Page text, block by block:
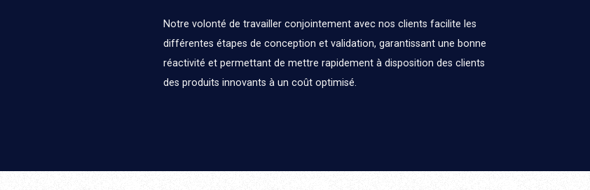
Notre volonté de travailler conjointement avec nos clients facilite les
différentes étapes de conception et validation, garantissant une bonne
réactivité et permettant de mettre rapidement à disposition des clients
des produits innovants à un coût optimisé.